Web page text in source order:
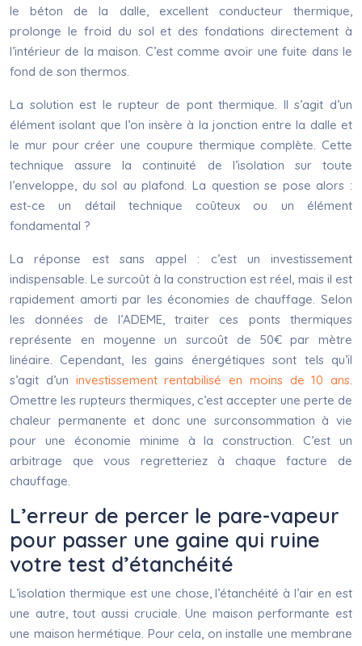
le béton de la dalle, excellent conducteur thermique,
prolonge le froid du sol et des fondations directement à
l’intérieur de la maison. C’est comme avoir une fuite dans le
fond de son thermos.
La solution est le rupteur de pont thermique. Il s’agit d’un
élément isolant que l’on insère à la jonction entre la dalle et
le mur pour créer une coupure thermique complète. Cette
technique assure la continuité de l’isolation sur toute
l’enveloppe, du sol au plafond. La question se pose alors :
est-ce un détail technique coûteux ou un élément
fondamental ?
La réponse est sans appel : c’est un investissement
indispensable. Le surcoût à la construction est réel, mais il est
rapidement amorti par les économies de chauffage. Selon
les données de l’ADEME, traiter ces ponts thermiques
représente en moyenne un surcoût de 50€ par mètre
linéaire. Cependant, les gains énergétiques sont tels qu’il
s’agit d’un investissement rentabilisé en moins de 10 ans.
Omettre les rupteurs thermiques, c’est accepter une perte de
chaleur permanente et donc une surconsommation à vie
pour une économie minime à la construction. C’est un
arbitrage que vous regretteriez à chaque facture de
chauffage.
L’erreur de percer le pare-vapeur
pour passer une gaine qui ruine
votre test d’étanchéité
L’isolation thermique est une chose, l’étanchéité à l’air en est
une autre, tout aussi cruciale. Une maison performante est
une maison hermétique. Pour cela, on installe une membrane